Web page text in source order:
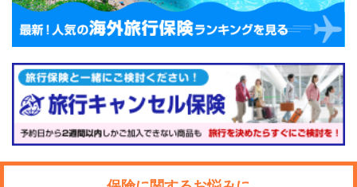
以下の記事では、弁護士保険の具体的な活用方法や事例
について解説しています。
ご自身やご家族の生活で想定されるトラブルをイメージ
しながら、弁護士保険を検討したいですね。